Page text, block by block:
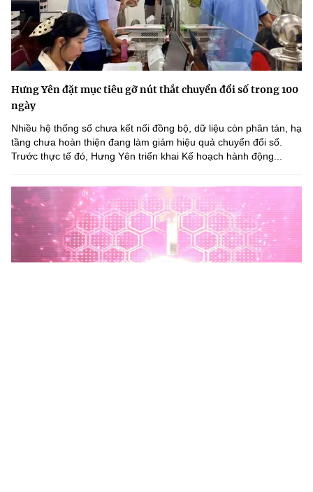
Hưng Yên đặt mục tiêu gỡ nút thắt chuyển đổi số trong 100
ngày
Nhiều hệ thống số chưa kết nối đồng bộ, dữ liệu còn phân tán, hạ
tầng chưa hoàn thiện đang làm giảm hiệu quả chuyển đổi số.
Trước thực tế đó, Hưng Yên triển khai Kế hoạch hành động...